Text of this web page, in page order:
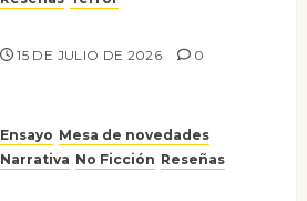
15 DE JULIO DE 2026 0
Ensayo Mesa de novedades
Narrativa No Ficción Reseñas